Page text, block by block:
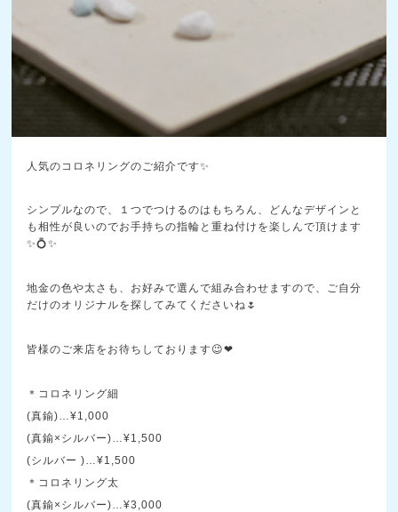
人気のコロネリングのご紹介です✨
シンプルなので、１つでつけるのはもちろん、どんなデザインと
も相性が良いのでお手持ちの指輪と重ね付けを楽しんで頂けます
✨💍✨
地金の色や太さも、お好みで選んで組み合わせますので、ご自分
だけのオリジナルを探してみてくださいね🌷
皆様のご来店をお待ちしております😉❤
＊コロネリング細
(真鍮)…¥1,000
(真鍮×シルバー)…¥1,500
(シルバー )…¥1,500
＊コロネリング太
(真鍮×シルバー)…¥3,000